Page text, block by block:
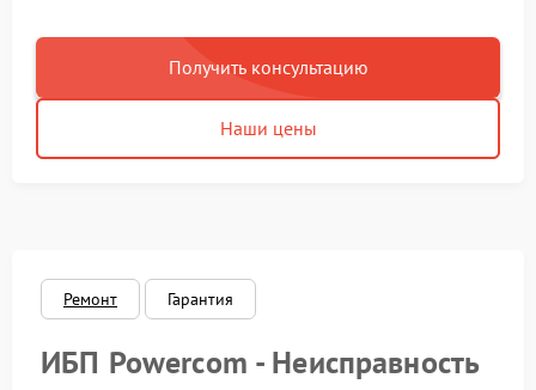
Получить консультацию
Наши цены
Ремонт Гарантия
ИБП Powercom - Неисправность